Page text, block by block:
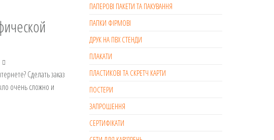
Сделать заказ
очень сложно и
ПАПЕРОВІ ПАКЕТИ ТА ПАКУВАННЯ
ПАПКИ ФІРМОВІ
ДРУК НА ПВХ СТЕНДИ
ПЛАКАТИ
ПЛАСТИКОВІ ТА СКРЕТЧ КАРТИ
ПОСТЕРИ
ЗАПРОШЕННЯ
СЕРТИФІКАТИ